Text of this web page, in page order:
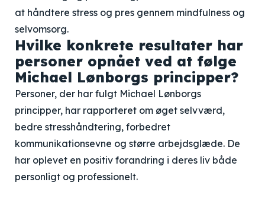
at håndtere stress og pres gennem mindfulness og
selvomsorg.
Hvilke konkrete resultater har
personer opnået ved at følge
Michael Lønborgs principper?
Personer, der har fulgt Michael Lønborgs
principper, har rapporteret om øget selvværd,
bedre stresshåndtering, forbedret
kommunikationsevne og større arbejdsglæde. De
har oplevet en positiv forandring i deres liv både
personligt og professionelt.